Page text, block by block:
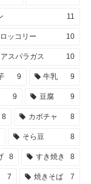
11
ッコリー 10
アスパラガス 10
9 牛乳 9
9 豆腐 9
8 カボチャ 8
そら豆 8
8 すき焼き 8
7 焼きそば 7